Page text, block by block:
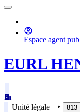
Espace agent
EURL
Unité légale ‣ 813